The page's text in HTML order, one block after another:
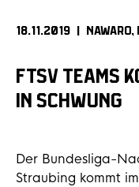
18.11.2019 | NAWARO
FTSV TEAMS
IN SCHWUNG
Der Bundesliga-
Straubing kommt